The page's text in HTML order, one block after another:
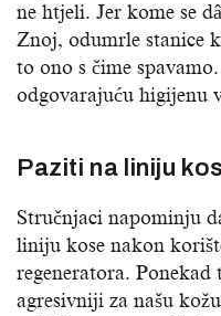
ne htjeli. Jer kome se
Znoj, odumrle stanice
to ono s čime
odgovarajuću higijenu
Paziti na liniju
Stručnjaci napominju
liniju kose nakon
regeneratora.
agresivniji za našu